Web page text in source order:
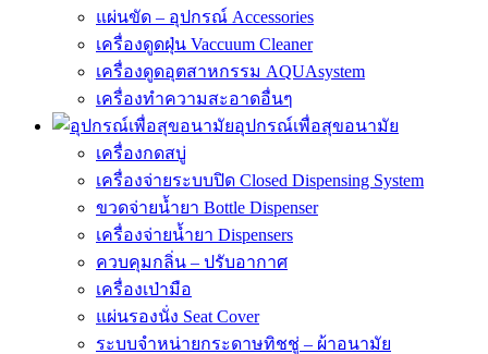
แผ่นขัด – อุปกรณ์ Accessories
เครื่องดูดฝุ่น Vaccuum Cleaner
เครื่องดูดอุตสาหกรรม AQUAsystem
เครื่องทำความสะอาดอื่นๆ
อุปกรณ์เพื่อสุขอนามัย
เครื่องกดสบู่
เครื่องจ่ายระบบปิด Closed Dispensing System
ขวดจ่ายน้ำยา Bottle Dispenser
เครื่องจ่ายน้ำยา Dispensers
ควบคุมกลิ่น – ปรับอากาศ
เครื่องเป่ามือ
แผ่นรองนั่ง Seat Cover
ระบบจำหน่ายกระดาษทิชชู่ – ผ้าอนามัย